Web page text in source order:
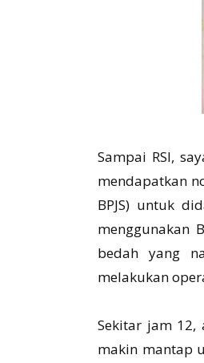
Sampai RSI,
mendapatkan
BPJS) untuk
menggunakan
bedah yang
melakukan
Sekitar jam 12,
makin mantap